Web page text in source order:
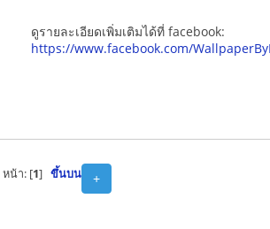
ดูรายละเอียดเพิ่มเติมได้ที่ facebook:
https://www.facebook.com/
+
หน้า: [1] ขึ้นบน